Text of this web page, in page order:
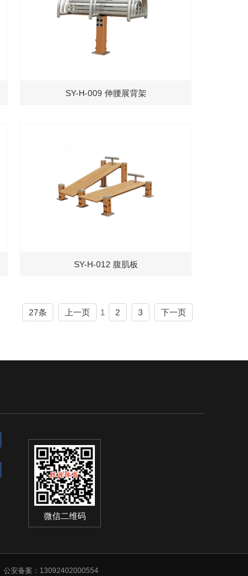
SY-H-009 伸腰展背架
SY-H-012 腹肌板
27条 上一页 1 2 3 下一页
微信二维码
公安备案：13092402000554